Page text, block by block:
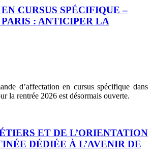
CURSUS SPÉCIFIQUE –
: ANTICIPER LA
d’affectation en cursus spécifique dans
la rentrée 2026 est désormais ouverte.
ET DE L’ORIENTATION
DÉDIÉE À L’AVENIR DE